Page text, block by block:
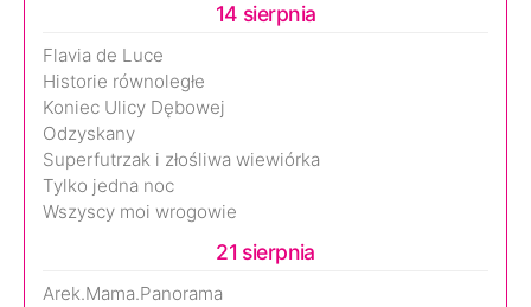
14 sierpnia
Flavia de Luce
Historie równoległe
Koniec Ulicy Dębowej
Odzyskany
Superfutrzak i złośliwa wiewiórka
Tylko jedna noc
Wszyscy moi wrogowie
21 sierpnia
Arek.Mama.Panorama